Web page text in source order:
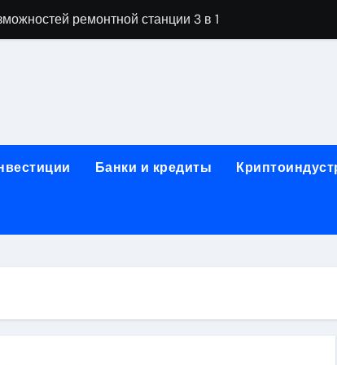
ремонтной станции 3 в 1
изоляции для промышленных объектов и
онлайн-образования в сфере актуальных
регистрация, разрешение споров и
Банки и кредиты